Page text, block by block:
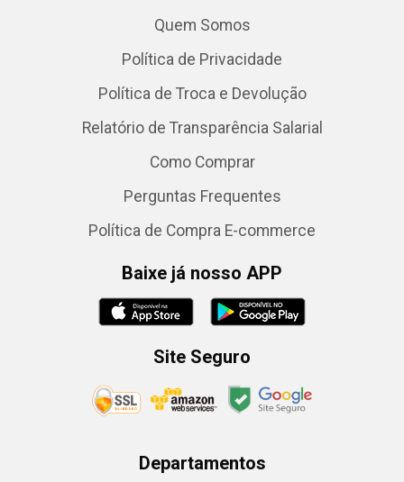
Quem Somos
Política de Privacidade
Política de Troca e Devolução
Relatório de Transparência Salarial
Como Comprar
Perguntas Frequentes
Política de Compra E-commerce
Baixe já nosso APP
Site Seguro
Departamentos